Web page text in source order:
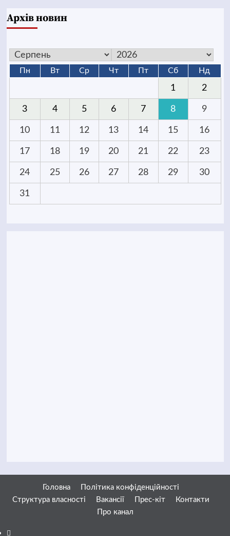
Архів новин
Пн Вт Ср Чт Пт Сб Нд
1 2
3 4 5 6 7 8 9
10 11 12 13 14 15 16
17 18 19 20 21 22 23
24 25 26 27 28 29 30
31
Головна
Політика конфіденційності
Структура власності
Вакансії Прес-кіт
Контакти
Про канал
Facebook